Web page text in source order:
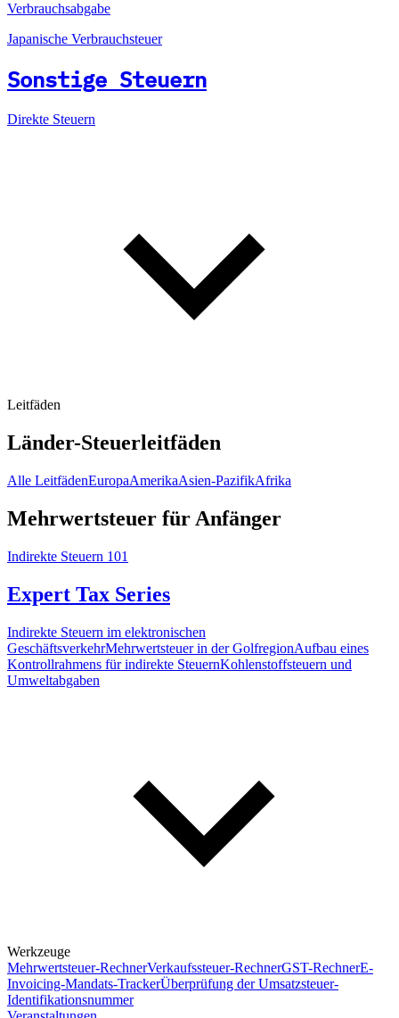
Verbrauchsabgabe
Japanische Verbrauchsteuer
Sonstige Steuern
Direkte Steuern
Leitfäden
Länder-Steuerleitfäden
Alle LeitfädenEuropaAmerikaAsien-PazifikAfrika
Mehrwertsteuer für Anfänger
Indirekte Steuern 101
Expert Tax Series
Indirekte Steuern im elektronischen
GeschäftsverkehrMehrwertsteuer in der GolfregionAufbau eines
Kontrollrahmens für indirekte SteuernKohlenstoffsteuern und
Umweltabgaben
Werkzeuge
Mehrwertsteuer-RechnerVerkaufssteuer-RechnerGST-RechnerE-
Invoicing-Mandats-TrackerÜberprüfung der Umsatzsteuer-
Identifikationsnummer